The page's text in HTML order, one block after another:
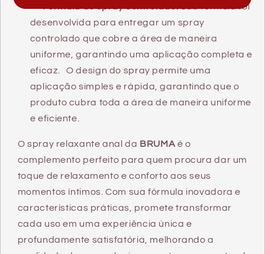
Fórmula de spray controlado: Sua fórmula foi
desenvolvida para entregar um spray
controlado que cobre a área de maneira
uniforme, garantindo uma aplicação completa e
eficaz.
O design do spray permite uma
aplicação simples e rápida, garantindo que o
produto cubra toda a área de maneira uniforme
e eficiente.
O spray relaxante anal da BRUMA é o
complemento perfeito para quem procura dar um
toque de relaxamento e conforto aos seus
momentos íntimos. Com sua fórmula inovadora e
características práticas, promete transformar
cada uso em uma experiência única e
profundamente satisfatória, melhorando a